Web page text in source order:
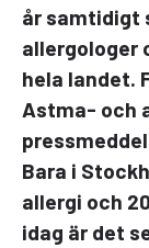
år samtidigt
allergologer
hela landet.
Astma- och
Bara i
allergi och
idag är det